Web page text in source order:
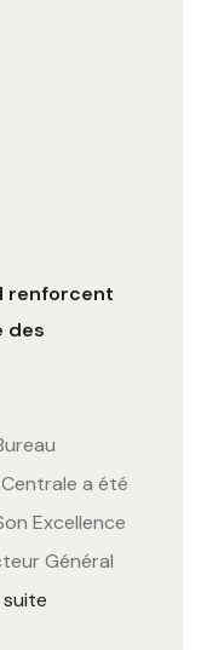
renforcent
des
a été
Excellence
Général
suite